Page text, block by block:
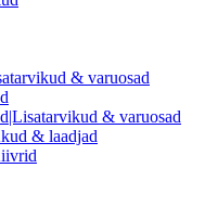
& varuosad
& varuosad
& laadjad